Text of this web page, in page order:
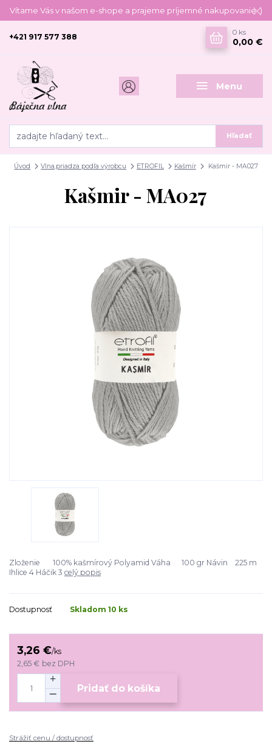
Vítame Vás v našom e-shope a prajeme príjemné nakupovanie :)
Menu
Hľadať
+421 917 577 388
0 ks
0,00 €
Úvod Vlna,priadza podľa výrobcu ETROFIL Kašmír Kašmir - MA027
Kašmir - MA027
Zloženie 100% kašmírový Polyamid Váha 100 gr Návin 225 m
Ihlice 4 Háčik 3 celý popis
Dostupnosť Skladom 10 ks
3,26 €/ks
2,65 € bez DPH
Pridať do košíka
Strážiť cenu / dostupnosť